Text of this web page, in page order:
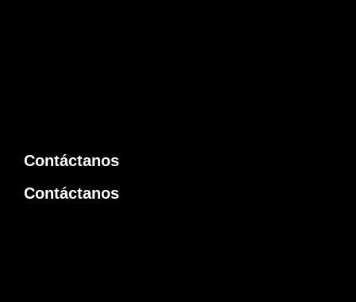
Contáctanos
Contáctanos